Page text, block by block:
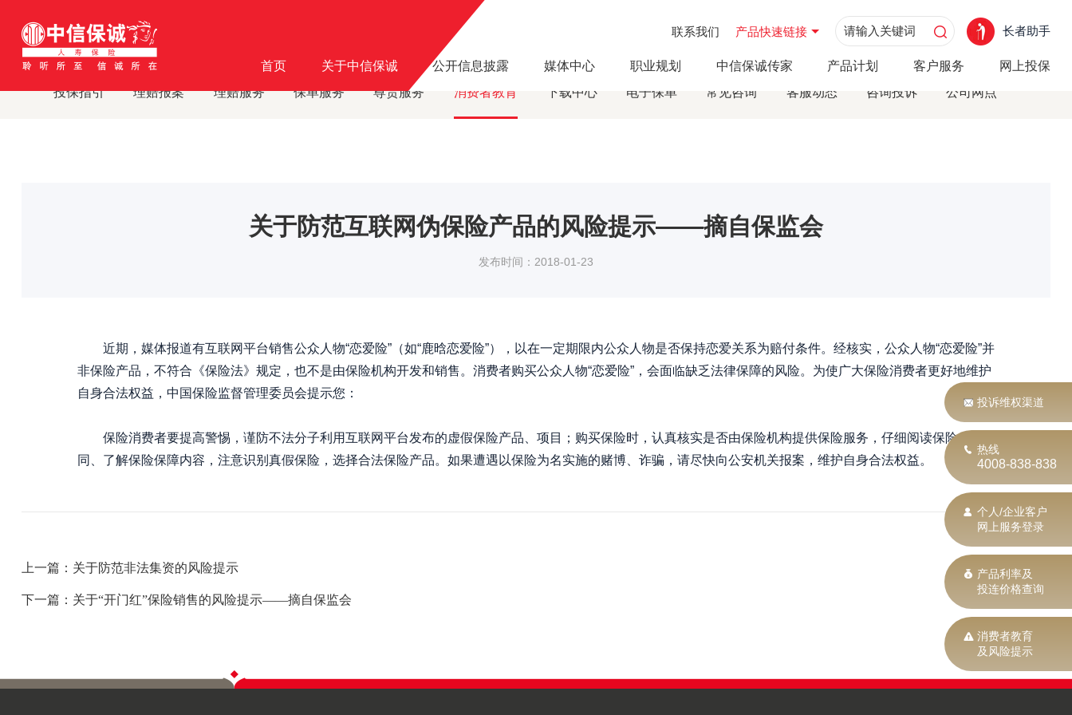
联系我们 产品快速链接 长者助手
首页 关于中信保诚 公开信息披露 媒体中心 职业规划 中信保诚传家 产品计划 客户服务 网上投保
首页 · 客户服务 · 关于防范互联网伪保险产品的风险提示——摘自保监会
投保指引 理赔报案 理赔服务 保单服务 尊贵服务 消费者教育 下载中心 电子保单 常见咨询 客服动态 咨询投诉 公司网点
关于防范互联网伪保险产品的风险提示——摘自保监会
发布时间：2018-01-23
近期，媒体报道有互联网平台销售公众人物“恋爱险”（如“鹿晗恋爱险”），以在一定期限内公众人物是否保持恋爱关系为赔付条件。经核实，公众人物“恋爱险”并
非保险产品，不符合《保险法》规定，也不是由保险机构开发和销售。消费者购买公众人物“恋爱险”，会面临缺乏法律保障的风险。为使广大保险消费者更好地维护
自身合法权益，中国保险监督管理委员会提示您：
保险消费者要提高警惕，谨防不法分子利用互联网平台发布的虚假保险产品、项目；购买保险时，认真核实是否由保险机构提供保险服务，仔细阅读保险合
同、了解保险保障内容，注意识别真假保险，选择合法保险产品。如果遭遇以保险为名实施的赌博、诈骗，请尽快向公安机关报案，维护自身合法权益。
上一篇：关于防范非法集资的风险提示
下一篇：关于“开门红”保险销售的风险提示——摘自保监会
返回
投诉维权渠道
热线
4008-838-838
个人/企业客户
网上服务登录
产品利率及
投连价格查询
消费者教育
及风险提示